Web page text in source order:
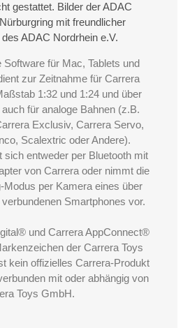
gestattet. Bilder der ADAC
mit freundlicher
ADAC Nordrhein e.V.
für Mac, Tablets und
zur Zeitnahme für Carrera
1:32 und 1:24 und über
auch für analoge Bahnen (z.B.
Exclusiv, Carrera Servo,
Scalextric oder Andere).
sich entweder per Bluetooth mit
von Carrera oder nimmt die
Modus per Kamera eines über
Smartphones vor.
und Carrera AppConnect®
der Carrera Toys
kein offizielles Carrera-Produkt
mit oder abhängig von
Toys GmbH.